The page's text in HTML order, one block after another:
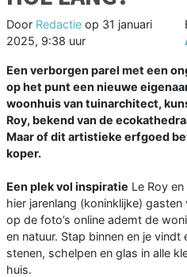
Door Redactie op 31 januari
2025, 9:38 uur
Een verborgen parel met een
op het punt een nieuwe
woonhuis van tuinarchitect,
Roy, bekend van de
Maar of dit artistieke erfgoed
koper.
Een plek vol inspiratie Le Roy
hier jarenlang (koninklijke)
op de foto’s online ademt de
en natuur. Stap binnen en je
stenen, schelpen en glas in alle
huis.